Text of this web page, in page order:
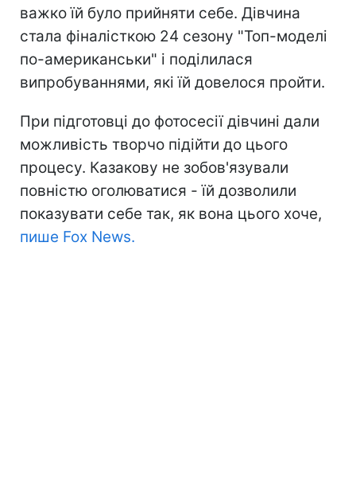
важко їй було прийняти себе. Дівчина
стала фіналісткою 24 сезону "Топ-моделі
по-американськи" і поділилася
випробуваннями, які їй довелося пройти.
При підготовці до фотосесії дівчині дали
можливість творчо підійти до цього
процесу. Казакову не зобов'язували
повністю оголюватися - їй дозволили
показувати себе так, як вона цього хоче,
пише Fox News.